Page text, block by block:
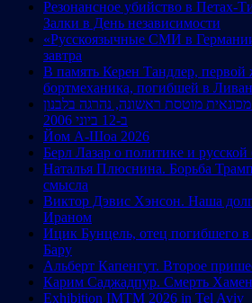
Резонансное убийство в Петах-
Залки в День независимости
«Русскоязычные СМИ в
завтра
В память Керен Тандлер,
бортмеханика, погибшей в
מוטסת ראשונה, נהרגה בלבנון
ב-12 ביוני 2006
Йом А-Шоа 2026
Берл Лазар о политике и русской
Наталья Плюснина. Борьба
смысла
Виктор Дэвис Хэнсон. Наша
Ираном
Ицик Бунцель, отец погибшего
Бару
Альберт Капенгут. Второе
Карим Саджадпур. Смерть
Exhibition IMTM 2026 in Tel Aviv